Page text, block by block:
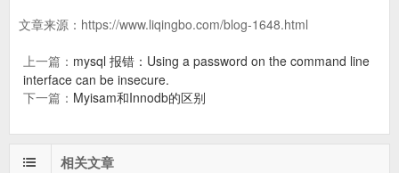
文章来源： https://www.liqingbo.com/blog-1648.html
上一篇： mysql 报错：Using a password on the command line
interface can be insecure.
下一篇： Myisam和Innodb的区别
相关文章